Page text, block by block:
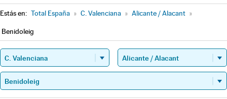
Estás en: Total España » C. Valenciana » Alicante / Alacant »
Benidoleig